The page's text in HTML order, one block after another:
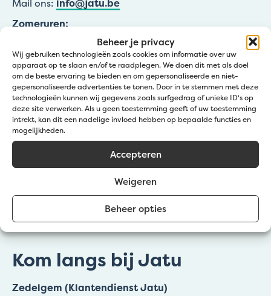
Beheer je privacy
Wij gebruiken technologieën zoals cookies om informatie over uw
apparaat op te slaan en/of te raadplegen. We doen dit met als doel
om de beste ervaring te bieden en om gepersonaliseerde en niet-
gepersonaliseerde advertenties te tonen. Door in te stemmen met deze
technologieën kunnen wij gegevens zoals surfgedrag of unieke ID's op
deze site verwerken. Als u geen toestemming geeft of uw toestemming
intrekt, kan dit een nadelige invloed hebben op bepaalde functies en
mogelijkheden.
Accepteren
Weigeren
Beheer opties
Mail ons: info@jatu.be
Zomeruren:
☀️1 – 19 juli & 8 – 31 augustus
🕖 09:00 – 12:00 | 12:30 – 16:30 uur
☀️20 juli – 7 augustus
🕖 09:00 – 12:00 | 12:30 – 15:30 uur
Zaterdagen wel open in Zedelgem: 4/07, 11/07 &
29/08
08:00 – 11:45
Kom langs bij Jatu
Zedelgem (Klantendienst Jatu)